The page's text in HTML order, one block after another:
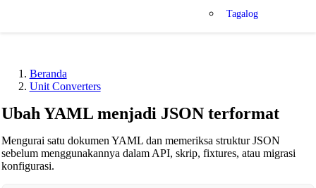
Tagalog
Beranda
Unit Converters
Ubah YAML menjadi JSON terformat
Mengurai satu dokumen YAML dan memeriksa struktur JSON
sebelum menggunakannya dalam API, skrip, fixtures, atau migrasi
konfigurasi.